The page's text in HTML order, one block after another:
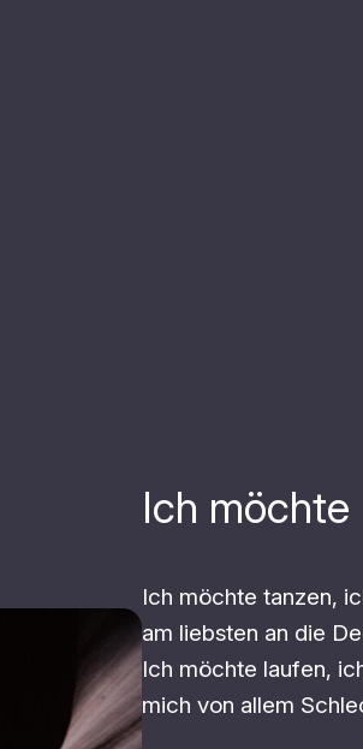
Ich möchte
Ich möchte tanzen,
am liebsten an die
Ich möchte laufen,
mich von allem